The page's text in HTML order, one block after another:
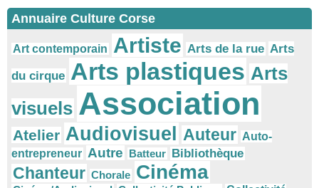
Annuaire Culture Corse
Art contemporain Artiste Arts de la rue Arts
du cirque Arts plastiques Arts
visuels Association
Atelier Audiovisuel Auteur Auto-
entrepreneur Autre Batteur Bibliothèque
Chanteur Chorale Cinéma